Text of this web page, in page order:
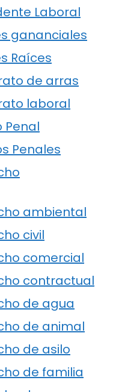
Laboral
gananciales
Raíces
de arras
laboral
Penal
Penales
ambiental
civil
comercial
contractual
de agua
de animal
de asilo
de familia